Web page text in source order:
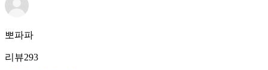
뽀파파
리뷰293